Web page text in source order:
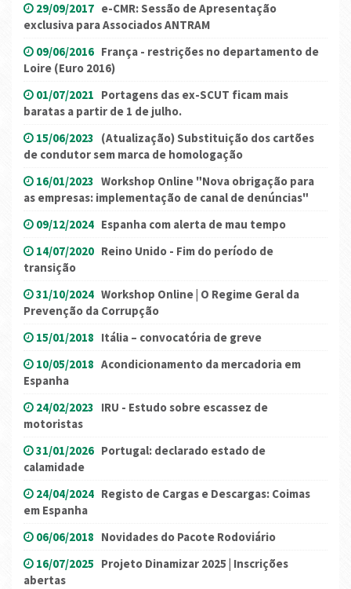
29/09/2017 e-CMR: Sessão de Apresentação
exclusiva para Associados ANTRAM
09/06/2016 França - restrições no departamento de
Loire (Euro 2016)
01/07/2021 Portagens das ex-SCUT ficam mais
baratas a partir de 1 de julho.
15/06/2023 (Atualização) Substituição dos cartões
de condutor sem marca de homologação
16/01/2023 Workshop Online "Nova obrigação para
as empresas: implementação de canal de denúncias"
09/12/2024 Espanha com alerta de mau tempo
14/07/2020 Reino Unido - Fim do período de
transição
31/10/2024 Workshop Online | O Regime Geral da
Prevenção da Corrupção
15/01/2018 Itália – convocatória de greve
10/05/2018 Acondicionamento da mercadoria em
Espanha
24/02/2023 IRU - Estudo sobre escassez de
motoristas
31/01/2026 Portugal: declarado estado de
calamidade
24/04/2024 Registo de Cargas e Descargas: Coimas
em Espanha
06/06/2018 Novidades do Pacote Rodoviário
16/07/2025 Projeto Dinamizar 2025 | Inscrições
abertas